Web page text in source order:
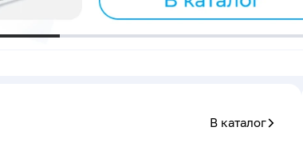
В каталог